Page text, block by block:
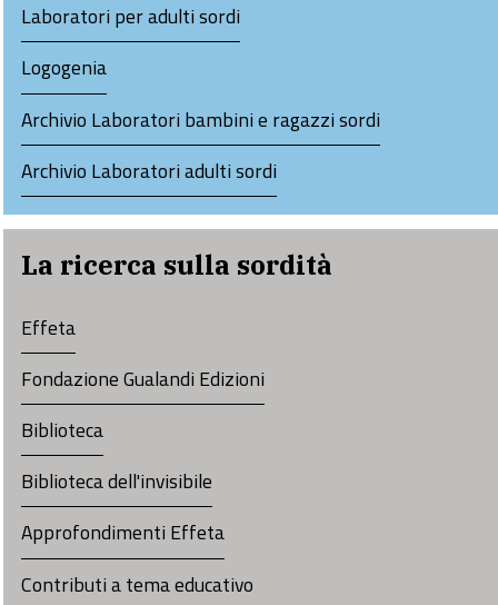
Laboratori per adulti sordi
Logogenia
Archivio Laboratori bambini e ragazzi sordi
Archivio Laboratori adulti sordi
La ricerca sulla sordità
Effeta
Fondazione Gualandi Edizioni
Biblioteca
Biblioteca dell'invisibile
Approfondimenti Effeta
Contributi a tema educativo